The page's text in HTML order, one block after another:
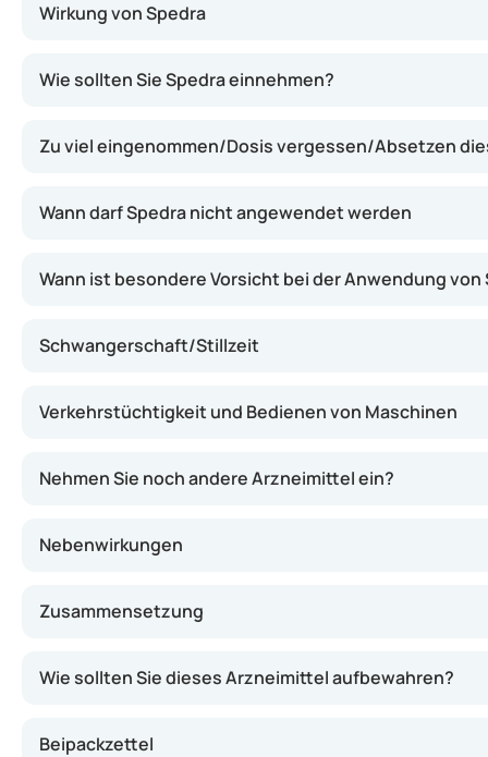
Wirkung von Spedra
Wie sollten Sie Spedra einnehmen?
Zu viel eingenommen/Dosis vergessen/Absetzen
Wann darf Spedra nicht angewendet werden
Wann ist besondere Vorsicht bei der Anwendung
Schwangerschaft/Stillzeit
Verkehrstüchtigkeit und Bedienen von Maschinen
Nehmen Sie noch andere Arzneimittel ein?
Nebenwirkungen
Zusammensetzung
Wie sollten Sie dieses Arzneimittel aufbewahren?
Beipackzettel